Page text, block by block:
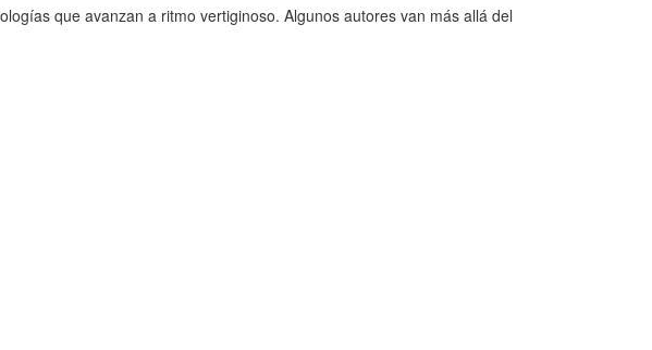
que avanzan a ritmo vertiginoso. Algunos autores van más allá del